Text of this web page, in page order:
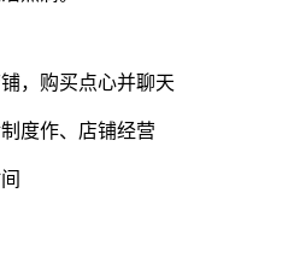
，购买点心并聊天
度作、店铺经营